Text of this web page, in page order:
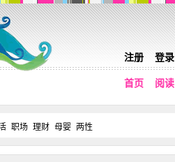
注册 登录
首页 阅读
职场 理财 母婴 两性